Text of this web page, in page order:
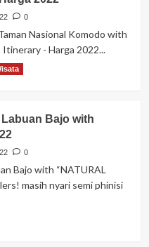
0
Nasional Komodo with
- Harga 2022...
Labuan Bajo with
0
Bajo with “NATURAL
masih nyari semi phinisi